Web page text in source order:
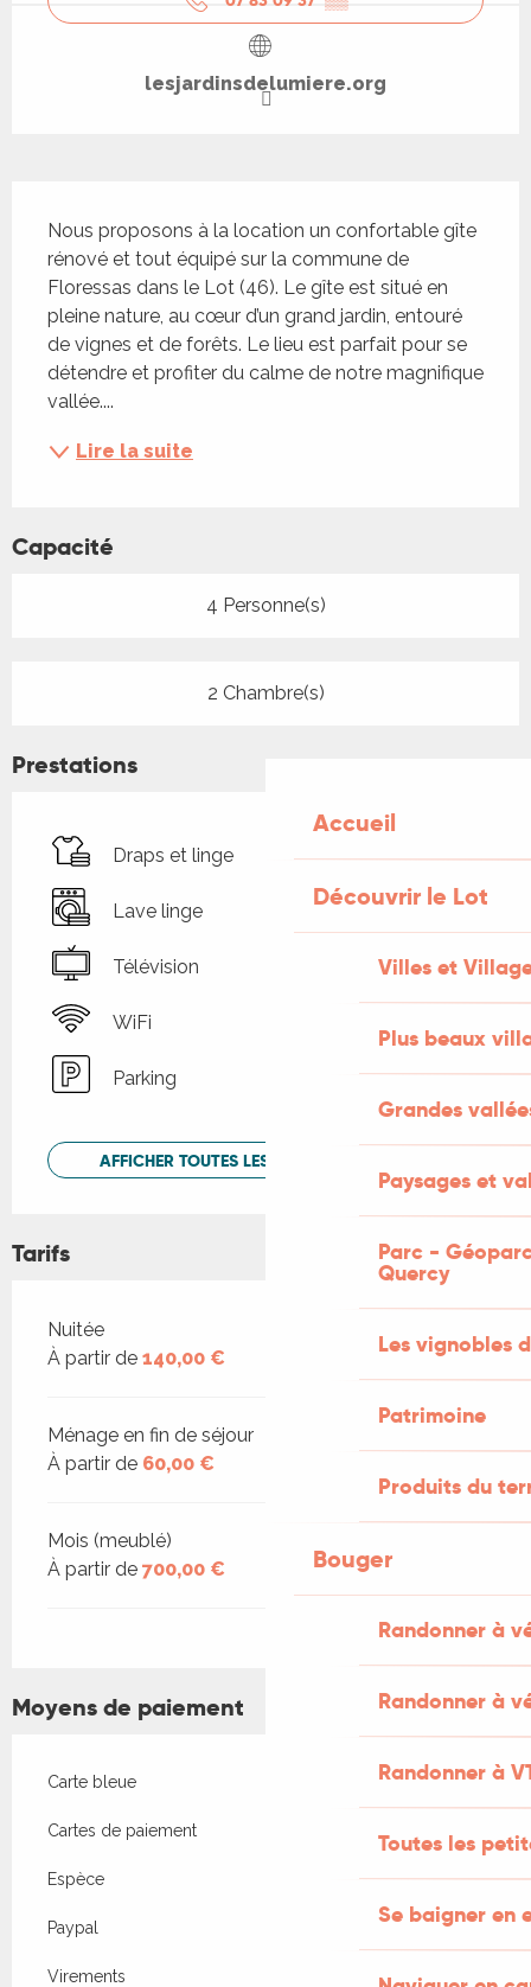
Accueil
Découvrir le Lot
Villes et
Plus beaux
Grandes
Paysages et
Parc -
Quercy
Les vignobles
Patrimoine
Produits du
Bouger
Randonner à
Randonner à
Randonner à
Toutes les
Se baigner en
lesjardinsdelumiere.org
Nous proposons à la location un confortable gîte
rénové et tout équipé sur la commune de
Floressas dans le Lot (46). Le gîte est situé en
pleine nature, au cœur d’un grand jardin, entouré
de vignes et de forêts. Le lieu est parfait pour se
détendre et profiter du calme de notre magnifique
vallée....
Lire la suite
Capacité
4 Personne(s)
2 Chambre(s)
Prestations
Draps et linge
Lave linge
Télévision
WiFi
Parking
AFFICHER TOUTES LES PRESTATIONS
Tarifs
Tarifs 2026
Nuitée
À partir de 140,00 €
Ménage en fin de séjour
À partir de 60,00 €
Mois (meublé)
À partir de 700,00 €
Moyens de paiement
Carte bleue
Cartes de paiement
Espèce
Paypal
Virements